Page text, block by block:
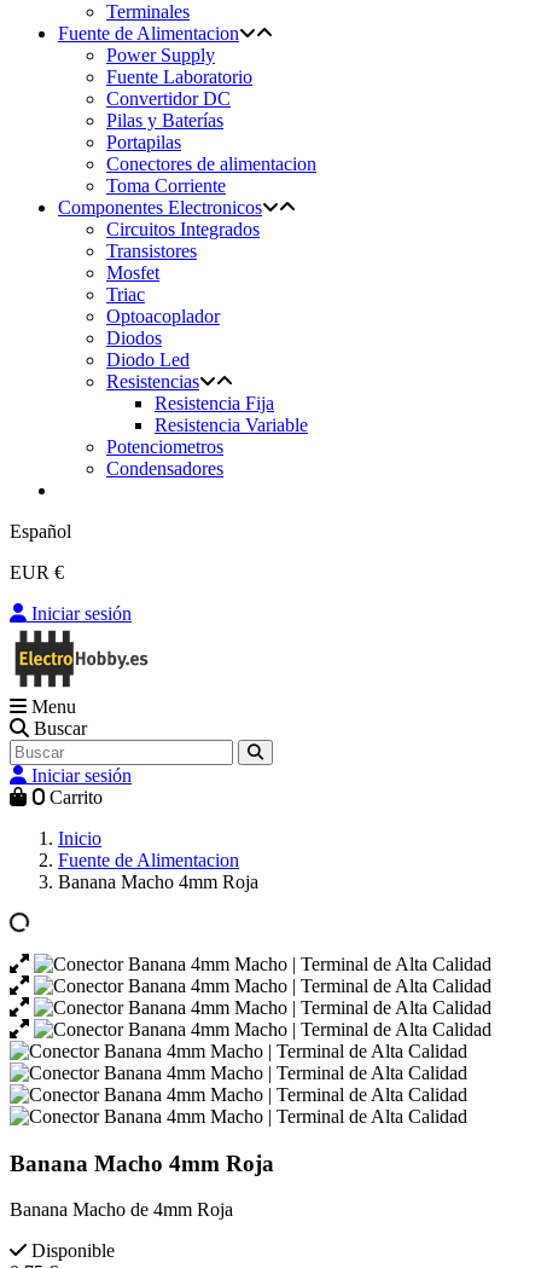
Terminales
Fuente de Alimentacion
Power Supply
Fuente Laboratorio
Convertidor DC
Pilas y Baterías
Portapilas
Conectores de alimentacion
Toma Corriente
Componentes Electronicos
Circuitos Integrados
Transistores
Mosfet
Triac
Optoacoplador
Diodos
Diodo Led
Resistencias
Resistencia Fija
Resistencia Variable
Potenciometros
Condensadores
Español
EUR €
Iniciar sesión
Menu
Buscar
Iniciar sesión
0 Carrito
Inicio
Fuente de Alimentacion
Banana Macho 4mm Roja
Ampliar imagen de Banana Macho 4mm Roja
Ampliar imagen de Banana Macho 4mm Roja
Ampliar imagen de Banana Macho 4mm Roja
Ampliar imagen de Banana Macho 4mm Roja
Banana Macho 4mm Roja
Banana Macho de 4mm Roja
Disponible